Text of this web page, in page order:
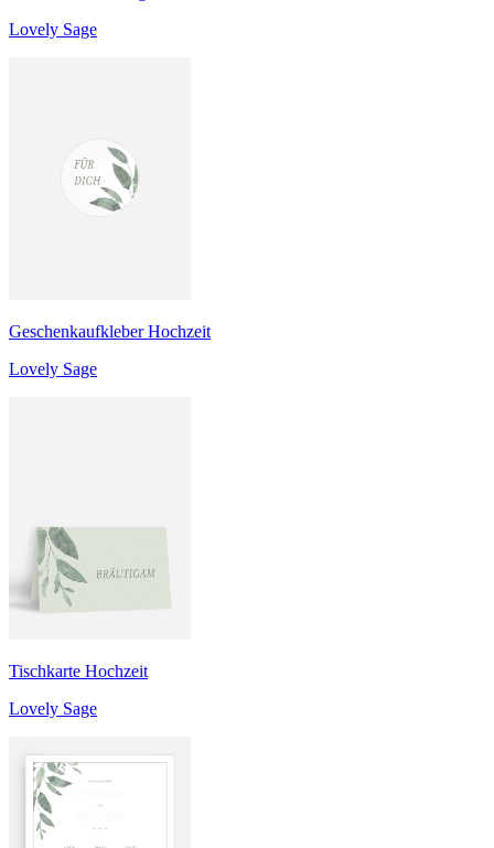
Lovely Sage
Geschenkaufkleber Hochzeit
Lovely Sage
Tischkarte Hochzeit
Lovely Sage